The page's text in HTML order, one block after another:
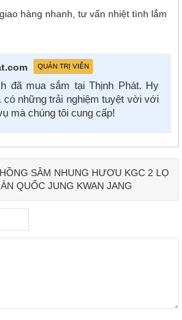
hàng nhanh, tư vấn nhiệt tình lắm
QUẢN TRỊ VIÊN
đã mua sắm tại Thịnh Phát. Hy
có những trải nghiệm tuyệt vời với
mà chúng tôi cung cấp!
SÂM NHUNG HƯƠU KGC 2 LỌ
QUỐC JUNG KWAN JANG